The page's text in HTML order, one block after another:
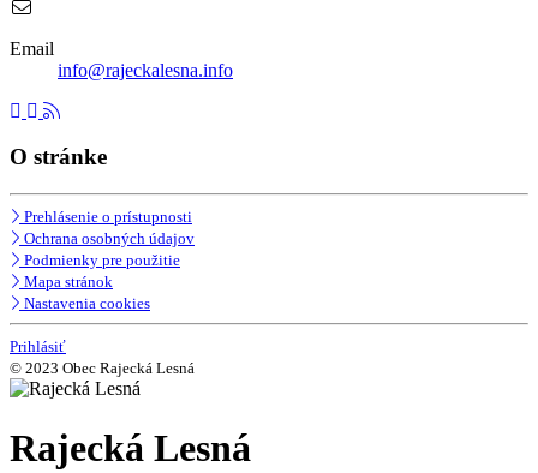
Email
info@rajeckalesna.info
O stránke
Prehlásenie o prístupnosti
Ochrana osobných údajov
Podmienky pre použitie
Mapa stránok
Nastavenia cookies
Prihlásiť
© 2023 Obec Rajecká Lesná
Rajecká Lesná